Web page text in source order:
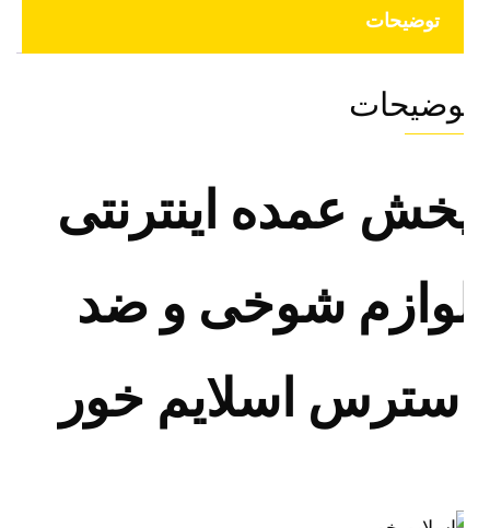
توضیحات
عمده اینترنتی
شوخی و ضد
اسلایم خور